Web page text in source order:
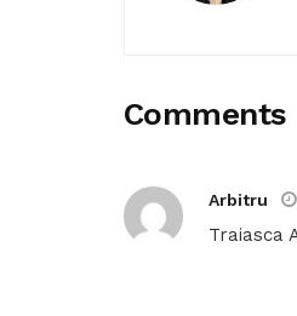
Comments
Arbitru
Traiasca